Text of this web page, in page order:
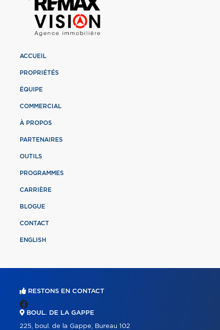
ACCUEIL
PROPRIÉTÉS
ÉQUIPE
COMMERCIAL
À PROPOS
PARTENAIRES
OUTILS
PROGRAMMES
CARRIÈRE
BLOGUE
CONTACT
ENGLISH
RESTONS EN CONTACT
BOUL. DE LA GAPPE
225, boul. de la Gappe, Bureau 102